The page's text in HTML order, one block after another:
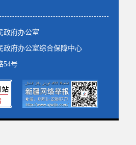
政府办公室
政府办公室综合保障中心
54号